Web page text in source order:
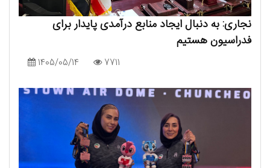
نجاری: به دنبال ایجاد منابع درآمدی پایدار برای
فدراسیون هستیم
1405/05/14 7711